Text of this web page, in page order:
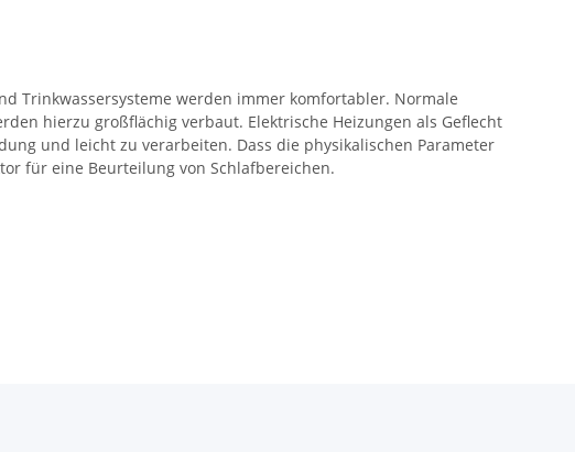
Trinkwassersysteme werden immer komfortabler. Normale
hierzu großflächig verbaut. Elektrische Heizungen als Geflecht
und leicht zu verarbeiten. Dass die physikalischen Parameter
für eine Beurteilung von Schlafbereichen.